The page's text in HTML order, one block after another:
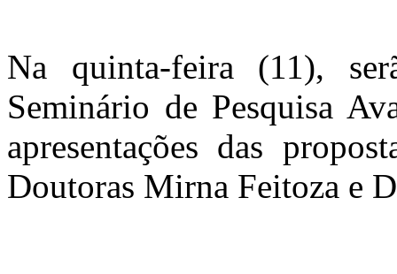
Na quinta-feira (11),
Seminário de Pesquisa
apresentações das
Doutoras Mirna Feitoza e